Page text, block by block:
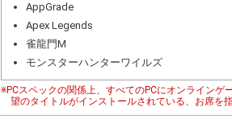
AppGrade
Apex Legends
雀龍門M
モンスターハンターワイルズ
※PCスペックの関係上、すべてのPCにオンライン
望のタイトルがインストールされている、お席を